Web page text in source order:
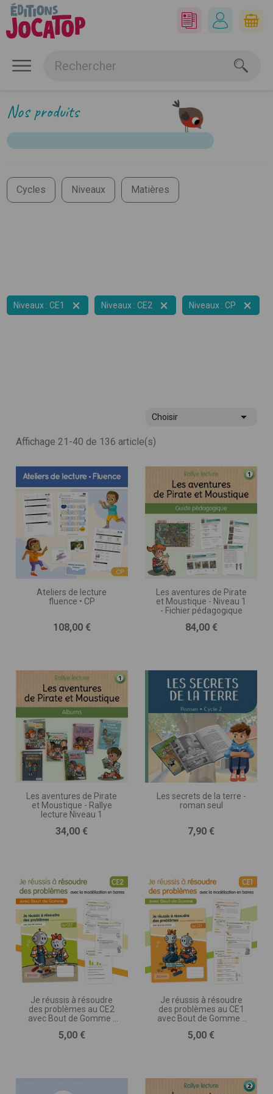
Nos produits
Cycles Niveaux Matières
Niveaux : CE1  Niveaux : CE2  Niveaux : CP 
Choisir 
Affichage 21-40 de 136 article(s)
Ateliers de lecture
fluence • CP
Prix
108,00 €
Les aventures de Pirate
et Moustique - Niveau 1
- Fichier pédagogique
Prix
84,00 €
Les aventures de Pirate
et Moustique - Rallye
lecture Niveau 1
Prix
34,00 €
Les secrets de la terre -
roman seul
Prix
7,90 €
Je réussis à résoudre
des problèmes au CE2
avec Bout de Gomme -
barres
Prix
5,00 €
Je réussis à résoudre
des problèmes au CE1
avec Bout de Gomme -
barres
Prix
5,00 €